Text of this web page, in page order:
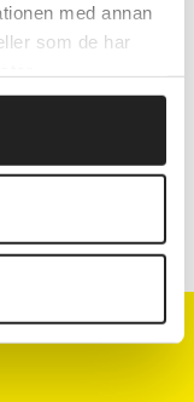
med annan
som de har
bestilling